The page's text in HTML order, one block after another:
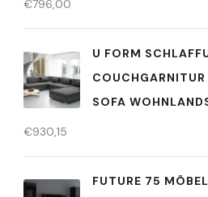
€796,00
U FORM
SOFA
€930,15
FUTURE 75